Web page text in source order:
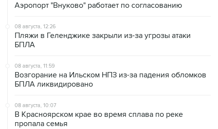
Аэропорт "Внуково" работает по согласованию
08 августа, 12:26
Пляжи в Геленджике закрыли из-за угрозы атаки
БПЛА
08 августа, 11:59
Возгорание на Ильском НПЗ из-за падения обломков
БПЛА ликвидировано
08 августа, 10:07
В Красноярском крае во время сплава по реке
пропала семья